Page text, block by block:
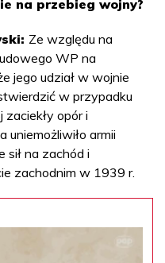
na przebieg wojny?
Ze względu na
WP na
jego udział w wojnie
w przypadku
opór i
uniemożliwiło armii
sił na zachód i
zachodnim w 1939 r.